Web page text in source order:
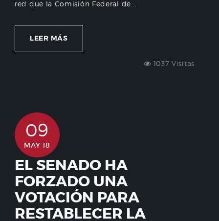
red que la Comisión Federal de...
LEER MÁS
1037 Visitas
09
MAY 18
EL SENADO HA
FORZADO UNA
VOTACIÓN PARA
RESTABLECER LA